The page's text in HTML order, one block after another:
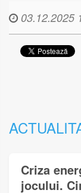
03.12.2025
Criza
jocului.